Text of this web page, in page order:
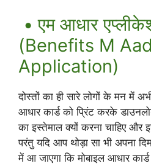
• एम आधार
(Benefits M
Application)
दोस्तों का ही सारे लोगों के मन में
आधार कार्ड को प्रिंट करके
का इस्तेमाल क्यों करना चाहिए और
परंतु यदि आप थोड़ा सा भी अपना
में आ जाएगा कि मोबाइल आधार